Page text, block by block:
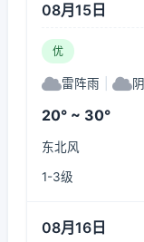
08月15日
优
雷阵雨 阴
20° ~ 30°
东北风
1-3级
08月16日